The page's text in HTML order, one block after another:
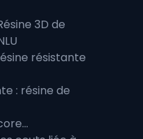
3D de
résistante
: résine de